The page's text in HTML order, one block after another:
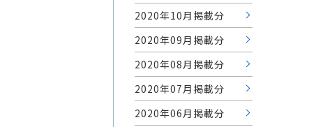
2020年10月掲載分
2020年09月掲載分
2020年08月掲載分
2020年07月掲載分
2020年06月掲載分